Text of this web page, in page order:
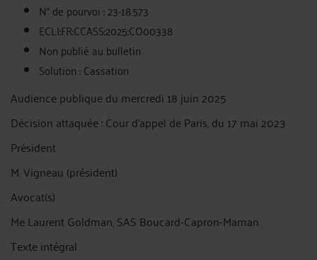
N° de pourvoi : 23-18.573
ECLI:FR:CCASS:2025:CO00338
Non publié au bulletin
Solution : Cassation
Audience publique du mercredi 18 juin 2025
Décision attaquée : Cour d'appel de Paris, du 17 mai 2023
Président
M. Vigneau (président)
Avocat(s)
Me Laurent Goldman, SAS Boucard-Capron-Maman
Texte intégral